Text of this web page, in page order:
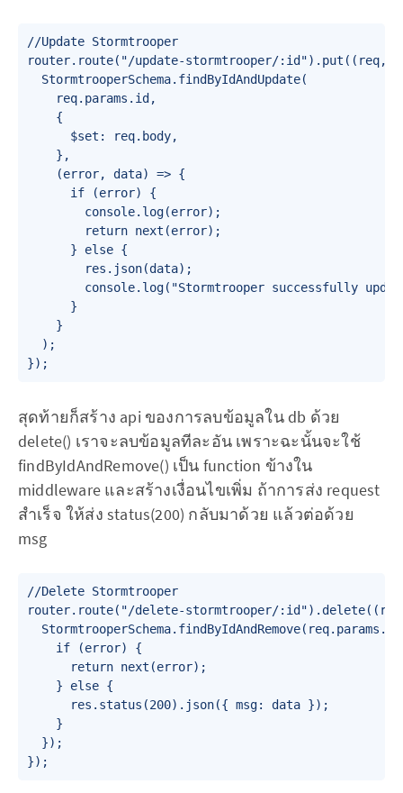
//Update Stormtrooper
router.route("/update-stormtrooper/:id").put((req,
  StormtrooperSchema.findByIdAndUpdate(
    req.params.id,
    {
      $set: req.body,
    },
    (error, data) => {
      if (error) {
        console.log(error);
        return next(error);
      } else {
        res.json(data);
console.log("Stormtrooper successfully
      }
    }
  );
สุดท้ายก็สร้าง api ของการลบข้อมูลใน db ด้วย
delete() เราจะลบข้อมูลทีละอัน เพราะฉะนั้นจะใช้
findByIdAndRemove() เป็น function ข้างใน
middleware และสร้างเงื่อนไขเพิ่ม ถ้าการส่ง request
สำเร็จ ให้ส่ง status(200) กลับมาด้วย แล้วต่อด้วย
msg
//Delete Stormtrooper
router.route("/delete-stormtrooper/
    if (error) {
      return next(error);
    } else {
      res.status(200).json({ msg: data });
    }
  });